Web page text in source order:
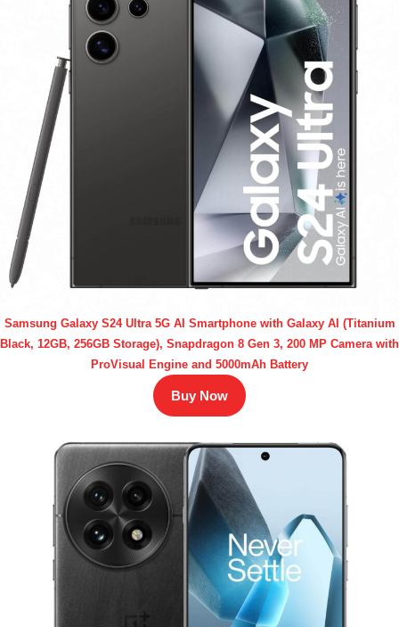
Samsung Galaxy S24 Ultra 5G AI Smartphone with Galaxy AI (Titanium
Black, 12GB, 256GB Storage), Snapdragon 8 Gen 3, 200 MP Camera with
ProVisual Engine and 5000mAh Battery
Buy Now